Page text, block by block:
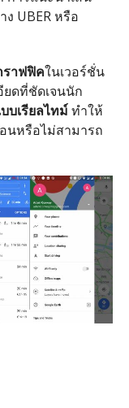
UBER หรือ
าฟฟิคในเวอร์ชั่น
ยดที่ชัดเจนนัก
บเรียลไทม์ทำให้
นหรือไม่สามารถ